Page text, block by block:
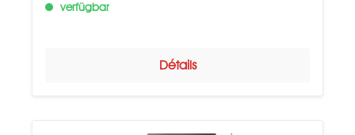
verfügbar
Détails